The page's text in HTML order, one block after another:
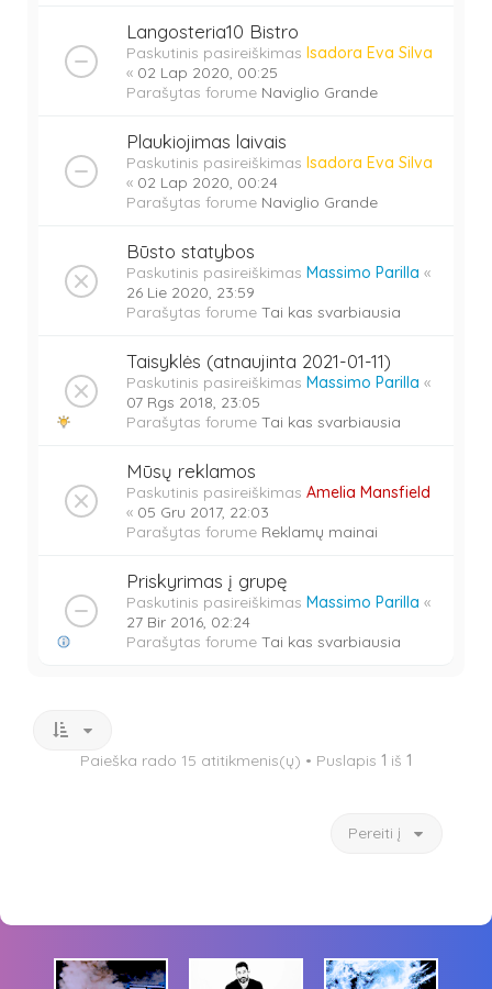
Langosteria10 Bistro
Paskutinis pasireiškimas Isadora Eva Silva
« 02 Lap 2020, 00:25
Parašytas forume Naviglio Grande
Plaukiojimas laivais
Paskutinis pasireiškimas Isadora Eva Silva
« 02 Lap 2020, 00:24
Parašytas forume Naviglio Grande
Būsto statybos
Paskutinis pasireiškimas Massimo Parilla «
26 Lie 2020, 23:59
Parašytas forume Tai kas svarbiausia
Taisyklės (atnaujinta 2021-01-11)
Paskutinis pasireiškimas Massimo Parilla «
07 Rgs 2018, 23:05
Parašytas forume Tai kas svarbiausia
Mūsų reklamos
Paskutinis pasireiškimas Amelia Mansfield
« 05 Gru 2017, 22:03
Parašytas forume Reklamų mainai
Priskyrimas į grupę
Paskutinis pasireiškimas Massimo Parilla «
27 Bir 2016, 02:24
Parašytas forume Tai kas svarbiausia
Paieška rado 15 atitikmenis(ų) • Puslapis 1 iš 1
Pereiti į